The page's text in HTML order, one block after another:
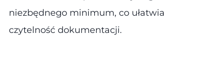
niezbędnego minimum, co ułatwia
czytelność dokumentacji​.